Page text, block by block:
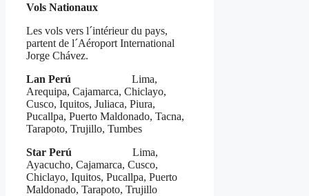
Vols Nationaux
Les vols vers l´intérieur du pays,
partent de l´Aéroport International
Jorge Chávez.
Lan Perú Lima,
Arequipa, Cajamarca, Chiclayo,
Cusco, Iquitos, Juliaca, Piura,
Pucallpa, Puerto Maldonado, Tacna,
Tarapoto, Trujillo, Tumbes
Star Perú Lima,
Ayacucho, Cajamarca, Cusco,
Chiclayo, Iquitos, Pucallpa, Puerto
Maldonado, Tarapoto, Trujillo